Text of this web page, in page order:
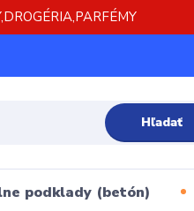
Hľadať
podklady (betón)